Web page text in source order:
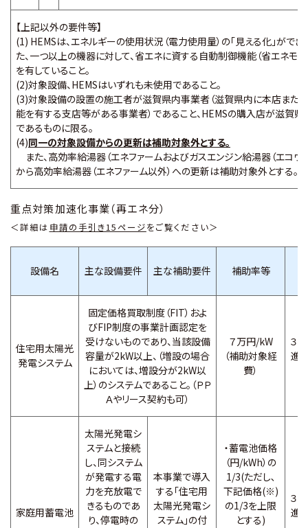
【上記以外の要件等】
(1) HEMSは、エネルギーの使用状況（電力使用量）の「見える化」ができ
た、一つ以上の機器に対して、省エネに資する自動制御機能（省エネモー
を有していること。
(2)対象設備、HEMSはいずれも未使用であること。
(3)対象設備の設置の施工者が滋賀県内事業者（滋賀県内に本店また
能を有する支店等がある事業者）であること、HEMSの購入店が滋賀
であるものに限る。
(4)同一の対象設備からの更新は補助対象外とする。
また、高効率給湯器（エネファームおよびガスエンジン給湯器（エコウィ
から高効率給湯器（エネファーム以外）への更新は補助対象外とする。
重点対策加速化事業（再エネ分）
＜詳細は 申請の手引き15ページをご覧ください＞
設備名 主な設備要件 主な補助要件 補助率等
住宅用太陽光
発電システム
固定価格買取制度（FIT）およ
びFIP制度の事業計画認定を
受けないものであり、当該設備
容量が2kW以上、（増設の場合
においては、増設分が2kW以
上）のシステムであること。（ＰＰ
Ａやリース契約も可）
７万円/kW
（補助対象経
費）
３
進
家庭用蓄電池
太陽光発電シ
ステムと接続
し、同システム
が発電する電
力を充放電で
きるものであ
り、停電時の
本事業で導入
する「住宅用
太陽光発電シ
ステム」の付
・蓄電池価格
（円/kWh）の
1/3(ただし､
下記価格(※)
の1/3を上限
とする)
３
進